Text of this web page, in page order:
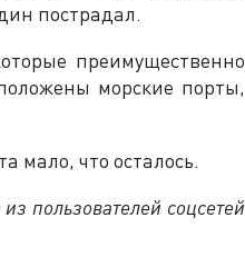
пострадал.
преимущественно
морские порты,
мало, что осталось.
пользователей соцсетей